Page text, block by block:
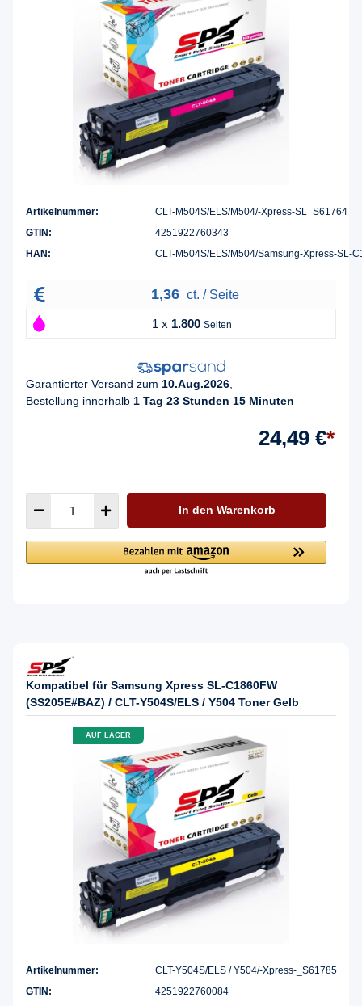
Artikelnummer:
CLT-M504S/ELS/M504/-Xpress-SL_S61764
GTIN:
4251922760343
HAN:
CLT-M504S/ELS/M504/Samsung-Xpress-SL-
1,36 ct. / Seite
1 x 1.800 Seiten
Garantierter Versand zum 10.Aug.2026
Bestellung innerhalb 1 Tag 23 Stunden 15 Minuten
24,49 €*
In den Warenkorb
Kompatibel für Samsung Xpress SL-C1860FW
(SS205E#BAZ) / CLT-Y504S/ELS / Y504 Toner Gelb
AUF LAGER
Artikelnummer:
CLT-Y504S/ELS / Y504/-Xpress-_S61785
GTIN:
4251922760084